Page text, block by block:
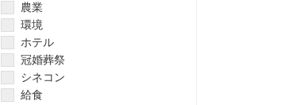
農業
環境
ホテル
冠婚葬祭
シネコン
給食